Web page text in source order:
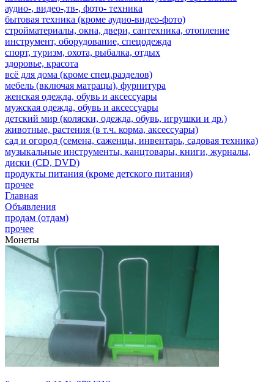
аудио-, видео-,тв-, фото- техника
бытовая техника (кроме аудио-видео-фото)
стройматериалы, окна, двери, сантехника, отопление
инструмент, оборудование, спецодежда
спорт, туризм, охота, рыбалка, отдых
здоровье, красота
всё для дома (кроме спец.разделов)
мебель (включая матрацы), фурнитура
женская одежда, обувь и аксессуары
мужская одежда, обувь и аксессуары
детский мир (коляски, одежда, обувь, игрушки и др.)
животные, растения (в т.ч. корма, аксессуары)
сад и огород (семена, саженцы, инвентарь, садовая техника)
музыкальные инструменты, канцтовары, книги, журналы,
диски (CD, DVD)
продукты питания (кроме детского питания)
прочее
Главная
Объявления
продам (отдам)
прочее
Монеты